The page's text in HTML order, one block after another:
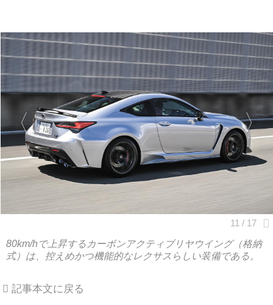
80km/hで上昇するカーボンアクティブリヤウイング（格納
式）は、控えめかつ機能的なレクサスらしい装備である。
記事本文に戻る